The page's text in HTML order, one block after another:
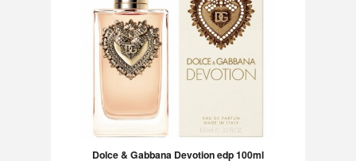
Dolce & Gabbana Devotion edp 100ml